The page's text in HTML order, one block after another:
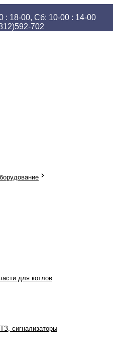
: 18-00, Сб: 10-00 : 14-00
702
для котлов
сигнализаторы